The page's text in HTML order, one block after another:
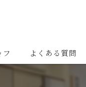
フ よくある質問